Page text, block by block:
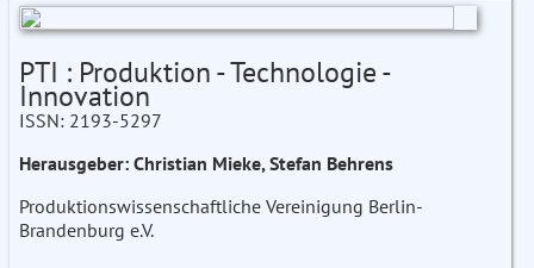
PTI : Produktion - Technologie -
Innovation
ISSN: 2193-5297
Herausgeber: Christian Mieke, Stefan Behrens
Produktionswissenschaftliche Vereinigung Berlin-
Brandenburg e.V.